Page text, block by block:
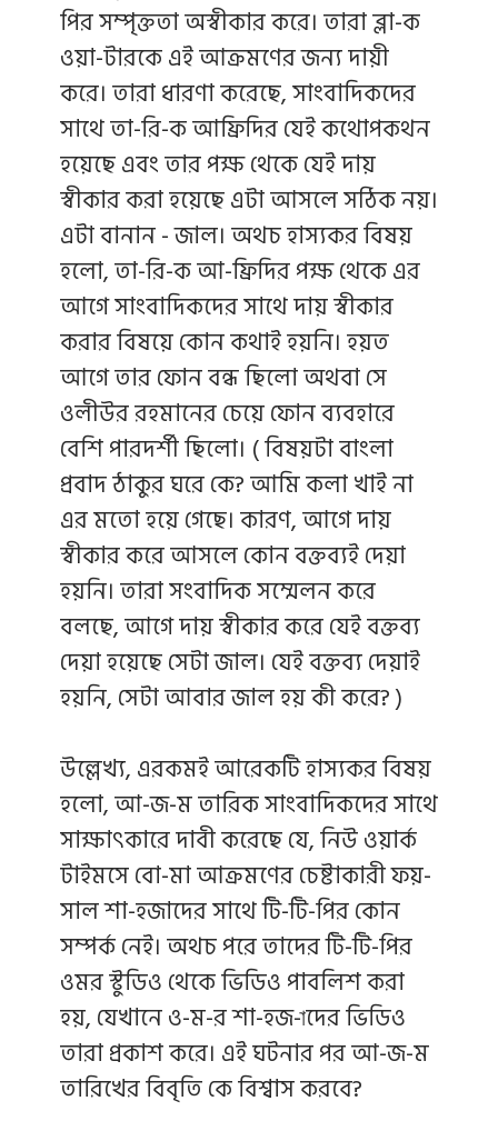
পির সম্পৃক্ততা অস্বীকার করে। তারা ব্লা-ক
ওয়া-টারকে এই আক্রমণের জন্য দায়ী
করে। তারা ধারণা করেছে, সাংবাদিকদের
সাথে তা-রি-ক আফ্রিদির যেই কথোপকথন
হয়েছে এবং তার পক্ষ থেকে যেই দায়
স্বীকার করা হয়েছে এটা আসলে সঠিক নয়।
এটা বানান - জাল। অথচ হাস্যকর বিষয়
হলো, তা-রি-ক আ-ফ্রিদির পক্ষ থেকে এর
আগে সাংবাদিকদের সাথে দায় স্বীকার
করার বিষয়ে কোন কথাই হয়নি। হয়ত
আগে তার ফোন বন্ধ ছিলো অথবা সে
ওলীউর রহমানের চেয়ে ফোন ব্যবহারে
বেশি পারদর্শী ছিলো। ( বিষয়টা বাংলা
প্রবাদ ঠাকুর ঘরে কে? আমি কলা খাই না
এর মতো হয়ে গেছে। কারণ, আগে দায়
স্বীকার করে আসলে কোন বক্তব্যই দেয়া
হয়নি। তারা সংবাদিক সম্মেলন করে
বলছে, আগে দায় স্বীকার করে যেই বক্তব্য
দেয়া হয়েছে সেটা জাল। যেই বক্তব্য দেয়াই
হয়নি, সেটা আবার জাল হয় কী করে? )
উল্লেখ্য, এরকমই আরেকটি হাস্যকর বিষয়
হলো, আ-জ-ম তারিক সাংবাদিকদের সাথে
সাক্ষাৎকারে দাবী করেছে যে, নিউ ওয়ার্ক
টাইমসে বো-মা আক্রমণের চেষ্টাকারী ফয়-
সাল শা-হজাদের সাথে টি-টি-পির কোন
সম্পর্ক নেই। অথচ পরে তাদের টি-টি-পির
ওমর স্টুডিও থেকে ভিডিও পাবলিশ করা
হয়, যেখানে ও-ম-র শা-হজ-াদের ভিডিও
তারা প্রকাশ করে। এই ঘটনার পর আ-জ-ম
তারিখের বিবৃতি কে বিশ্বাস করবে?